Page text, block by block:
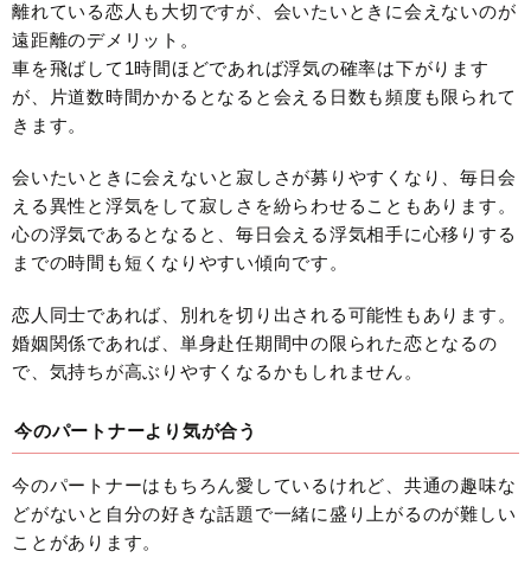
離れている恋人も大切ですが、会いたいときに会えないのが
遠距離のデメリット。
車を飛ばして1時間ほどであれば浮気の確率は下がります
が、片道数時間かかるとなると会える日数も頻度も限られて
きます。
会いたいときに会えないと寂しさが募りやすくなり、毎日会
える異性と浮気をして寂しさを紛らわせることもあります。
心の浮気であるとなると、毎日会える浮気相手に心移りする
までの時間も短くなりやすい傾向です。
恋人同士であれば、別れを切り出される可能性もあります。
婚姻関係であれば、単身赴任期間中の限られた恋となるの
で、気持ちが高ぶりやすくなるかもしれません。
今のパートナーより気が合う
今のパートナーはもちろん愛しているけれど、共通の趣味な
どがないと自分の好きな話題で一緒に盛り上がるのが難しい
ことがあります。